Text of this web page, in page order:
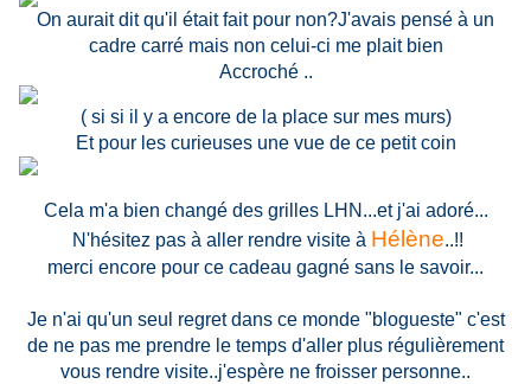
On aurait dit qu'il était fait pour non?J'avais pensé à un
cadre carré mais non celui-ci me plait bien
Accroché ..
( si si il y a encore de la place sur mes murs)
Et pour les curieuses une vue de ce petit coin
Cela m'a bien changé des grilles LHN...et j'ai adoré...
N'hésitez pas à aller rendre visite à Hélène..!!
merci encore pour ce cadeau gagné sans le savoir...
Je n'ai qu'un seul regret dans ce monde "blogueste" c'est
de ne pas me prendre le temps d'aller plus régulièrement
vous rendre visite..j'espère ne froisser personne..